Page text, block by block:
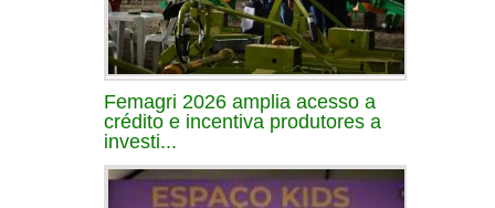
Femagri 2026 amplia acesso a
crédito e incentiva produtores a
investi...